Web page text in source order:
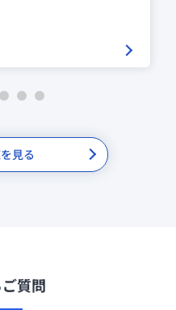
4 5 6
見る
質問